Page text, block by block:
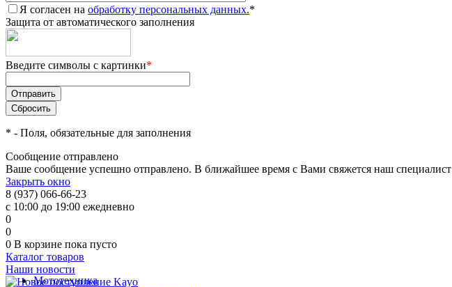
Я согласен на обработку персональных данных.*
Защита от автоматического заполнения
Введите символы с картинки*
* - Поля, обязательные для заполнения
Сообщение отправлено
Ваше сообщение успешно отправлено. В ближайшее время с Вами свяжется наш специалист
Закрыть окно
8 (937) 066-66-23
с 10:00 до 19:00 ежедневно
0
0
0 В корзине пока пусто
Каталог товаров
Мототехника
Наши новости